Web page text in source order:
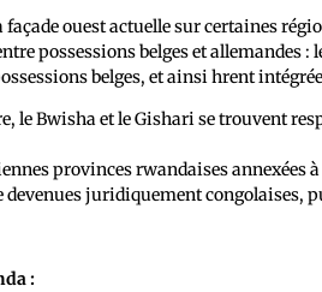
ouest actuelle sur certaines
possessions belges et allemandes :
belges, et ainsi hrent
Bwisha et le Gishari se trouvent
provinces rwandaises annexées
juridiquement congolaises,
: